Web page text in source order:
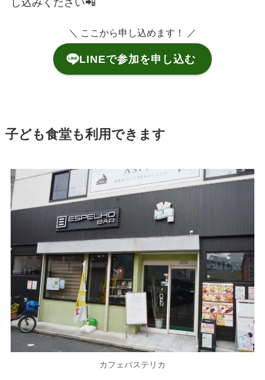
し込みください📲
＼ ここから申し込めます！ ／
LINEで参加を申し込む
子ども食堂も利用できます
カフェパステリカ